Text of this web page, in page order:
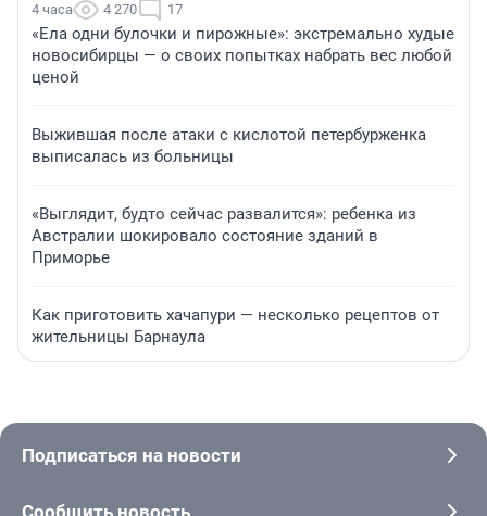
4 часа 4 270 17
«Ела одни булочки и пирожные»: экстремально худые
новосибирцы — о своих попытках набрать вес любой
ценой
Выжившая после атаки с кислотой петербурженка
выписалась из больницы
«Выглядит, будто сейчас развалится»: ребенка из
Австралии шокировало состояние зданий в
Приморье
Как приготовить хачапури — несколько рецептов от
жительницы Барнаула
Подписаться на новости